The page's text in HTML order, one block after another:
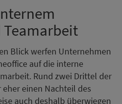
Teamarbeit
Blick werfen Unternehmen
auf die interne
Rund zwei Drittel der
einen Nachteil des
auch deshalb überwiegen